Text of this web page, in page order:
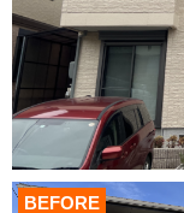
BEFORE